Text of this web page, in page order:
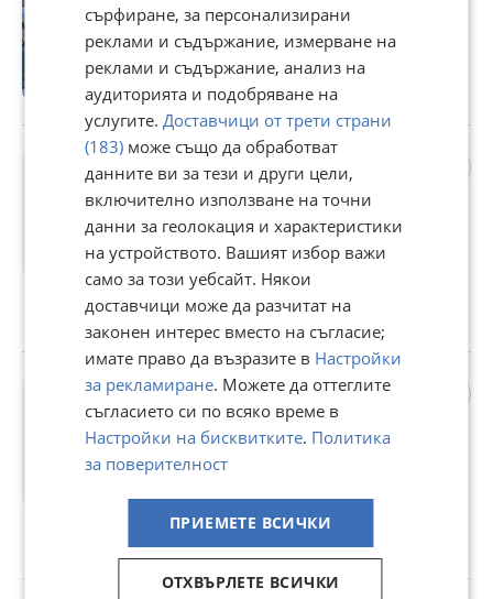
6 €
11,73 лв
Не се начислява ДДС
гр. София, 24 юни
0281013872 компютър
двигател PEUGEOT CITROEN
1.6HDI 9664843780
60 €
117,35 лв
Цената е без ДДС
гр. София, 24 юни
0281017333 компютър
двигател PEUGEOT 207
1.6HDI 9677013180
50 €
97,79 лв
Цената е без ДДС
гр. София, 24 юни
сърфиране, за персонализирани
реклами и съдържание, измерване на
реклами и съдържание, анализ на
аудиторията и подобряване на
услугите. Доставчици от трети страни
(183) може също да обработват
данните ви за тези и други цели,
включително използване на точни
данни за геолокация и характеристики
на устройството. Вашият избор важи
само за този уебсайт. Някои
доставчици може да разчитат на
законен интерес вместо на съгласие;
имате право да възразите в Настройки
за рекламиране. Можете да оттеглите
съгласието си по всяко време в
Настройки на бисквитките. Политика
за поверителност
ПРИЕМЕТЕ ВСИЧКИ
ОТХВЪРЛЕТЕ ВСИЧКИ